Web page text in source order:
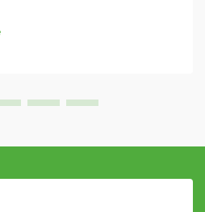
на эффективность
и общую